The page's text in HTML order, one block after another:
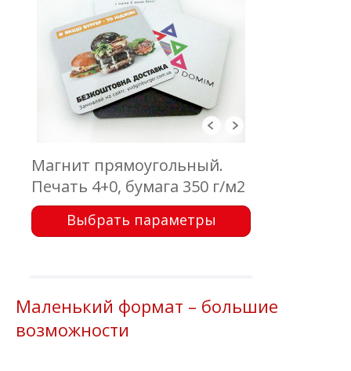
Магнит прямоугольный.
Печать 4+0, бумага 350 г/м2
мелованная, магнит
виниловый толщиной 0,7
Выбрать параметры
Маленький формат – большие
возможности